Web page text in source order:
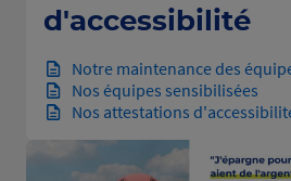
d'accessibilité
Notre maintenance des
Nos équipes sensibilisées
Nos attestations